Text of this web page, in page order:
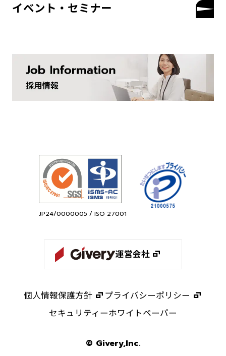
イベント・セミナー
JP24/0000005 / ISO 27001
運営会社
個人情報保護方針
プライバシーポリシー
セキュリティーホワイトペーパー
© Givery,Inc.